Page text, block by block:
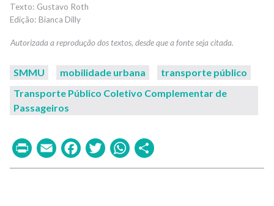
Gustavo Roth
Bianca Dilly
SMMU mobilidade urbana
transporte público
Transporte Público Coletivo Complementar de
Passageiros
PrintEmailFacebook
TwitterWhatsApp